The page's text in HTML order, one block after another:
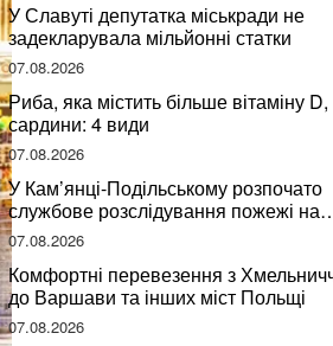
У Славуті депутатка міськради не
задекларувала мільйонні статки
07.08.2026
Риба, яка містить більше вітаміну D,
сардини: 4 види
07.08.2026
У Кам’янці-Подільському розпочато
службове розслідування пожежі на
сміттєзвалищі
07.08.2026
Комфортні перевезення з
до Варшави та інших міст Польщі
07.08.2026